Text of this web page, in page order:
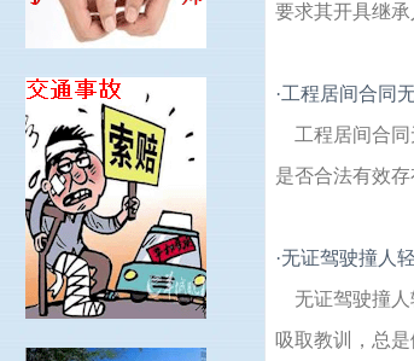
要求其开具继
·工程居间合同
工程居间合
是否合法有效
·无证驾驶撞人
无证驾驶撞
吸取教训，总